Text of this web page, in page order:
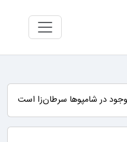
در شامپوها سرطان‌زا است